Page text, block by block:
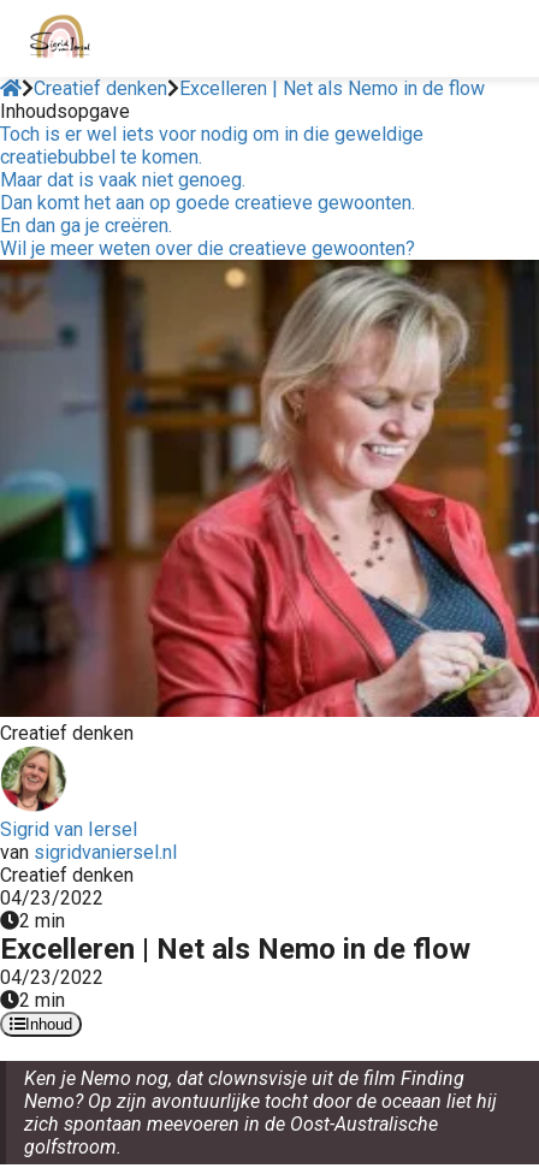
Creatief denken
Excelleren | Net als Nemo in de flow
Inhoudsopgave
Toch is er wel iets voor nodig om in die geweldige
creatiebubbel te komen.
Maar dat is vaak niet genoeg.
Dan komt het aan op goede creatieve gewoonten.
En dan ga je creëren.
Wil je meer weten over die creatieve gewoonten?
Creatief denken
Sigrid van Iersel
van sigridvaniersel.nl
Creatief denken
04/23/2022
2 min
Excelleren | Net als Nemo in de flow
04/23/2022
2 min
Inhoud
Ken je Nemo nog, dat clownsvisje uit de film Finding
Nemo? Op zijn avontuurlijke tocht door de oceaan liet hij
zich spontaan meevoeren in de Oost-Australische
golfstroom.